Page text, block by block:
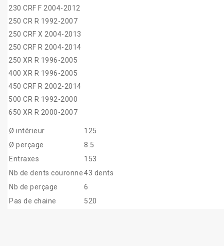
230 CRF F 2004-2012
250 CR R 1992-2007
250 CRF X 2004-2013
250 CRF R 2004-2014
250 XR R 1996-2005
400 XR R 1996-2005
450 CRF R 2002-2014
500 CR R 1992-2000
650 XR R 2000-2007
Ø intérieur
125
Ø perçage
8.5
Entraxes
153
Nb de dents couronne43 dents
Nb de perçage
6
Pas de chaine
520